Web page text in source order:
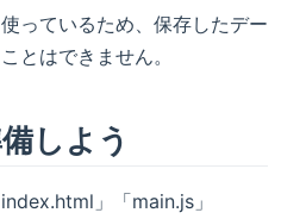
っているため、保存したデー
とはできません。
しよう
」「main.js」